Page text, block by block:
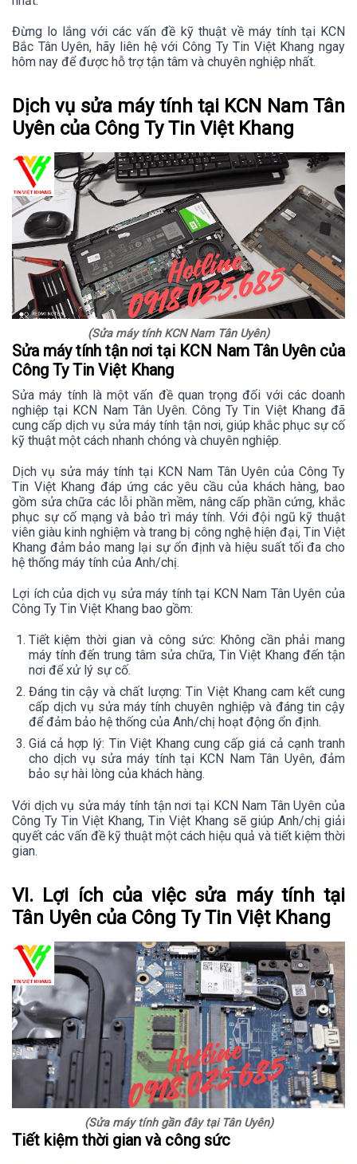
Đừng lo lắng với các vấn đề kỹ thuật về máy tính tại KCN
Bắc Tân Uyên, hãy liên hệ với Công Ty Tin Việt Khang ngay
hôm nay để được hỗ trợ tận tâm và chuyên nghiệp nhất.
Dịch vụ sửa máy tính tại KCN Nam Tân
Uyên của Công Ty Tin Việt Khang
(Sửa máy tính KCN Nam Tân Uyên)
Sửa máy tính tận nơi tại KCN Nam Tân Uyên của
Công Ty Tin Việt Khang
Sửa máy tính là một vấn đề quan trọng đối với các doanh
nghiệp tại KCN Nam Tân Uyên. Công Ty Tin Việt Khang đã
cung cấp dịch vụ sửa máy tính tận nơi, giúp khắc phục sự cố
kỹ thuật một cách nhanh chóng và chuyên nghiệp.
Dịch vụ sửa máy tính tại KCN Nam Tân Uyên của Công Ty
Tin Việt Khang đáp ứng các yêu cầu của khách hàng, bao
gồm sửa chữa các lỗi phần mềm, nâng cấp phần cứng, khắc
phục sự cố mạng và bảo trì máy tính. Với đội ngũ kỹ thuật
viên giàu kinh nghiệm và trang bị công nghệ hiện đại, Tin Việt
Khang đảm bảo mang lại sự ổn định và hiệu suất tối đa cho
hệ thống máy tính của Anh/chị.
Lợi ích của dịch vụ sửa máy tính tại KCN Nam Tân Uyên của
Công Ty Tin Việt Khang bao gồm:
Tiết kiệm thời gian và công sức: Không cần phải mang
máy tính đến trung tâm sửa chữa, Tin Việt Khang đến tận
nơi để xử lý sự cố.
Đáng tin cậy và chất lượng: Tin Việt Khang cam kết cung
cấp dịch vụ sửa máy tính chuyên nghiệp và đáng tin cậy
để đảm bảo hệ thống của Anh/chị hoạt động ổn định.
Giá cả hợp lý: Tin Việt Khang cung cấp giá cả cạnh tranh
cho dịch vụ sửa máy tính tại KCN Nam Tân Uyên, đảm
bảo sự hài lòng của khách hàng.
Với dịch vụ sửa máy tính tận nơi tại KCN Nam Tân Uyên của
Công Ty Tin Việt Khang, Tin Việt Khang sẽ giúp Anh/chị giải
quyết các vấn đề kỹ thuật một cách hiệu quả và tiết kiệm thời
gian.
VI. Lợi ích của việc sửa máy tính tại
Tân Uyên của Công Ty Tin Việt Khang
(Sửa máy tính gần đây tại Tân Uyên)
Tiết kiệm thời gian và công sức